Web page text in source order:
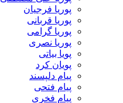
پوریا فرجیان
پوریا قربانی
پوریا گرامی
پوریا نصری
پویا بیاتی
پویان کرد
پیام دلپسند
پیام فتحی
پیام فخری